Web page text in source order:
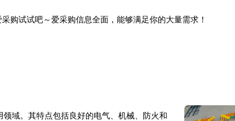
购试试吧～爱采购信息全面，能够满足你的大量需求！
域。其特点包括良好的电气、机械、防火和